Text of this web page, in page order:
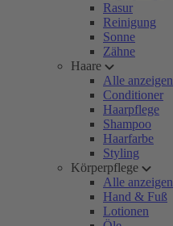
Rasur
Reinigung
Sonne
Zähne
Haare
Alle anzeigen
Conditioner
Haarpflege
Shampoo
Haarfarbe
Styling
Körperpflege
Alle anzeigen
Hand & Fuß
Lotionen